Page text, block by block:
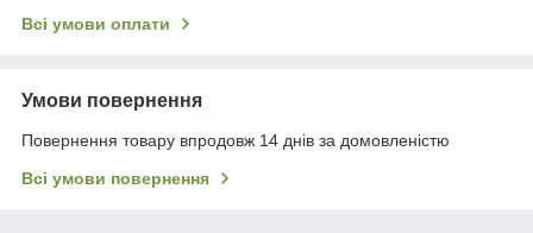
Всі умови оплати
Умови повернення
Повернення товару впродовж 14 днів за домовленістю
Всі умови повернення